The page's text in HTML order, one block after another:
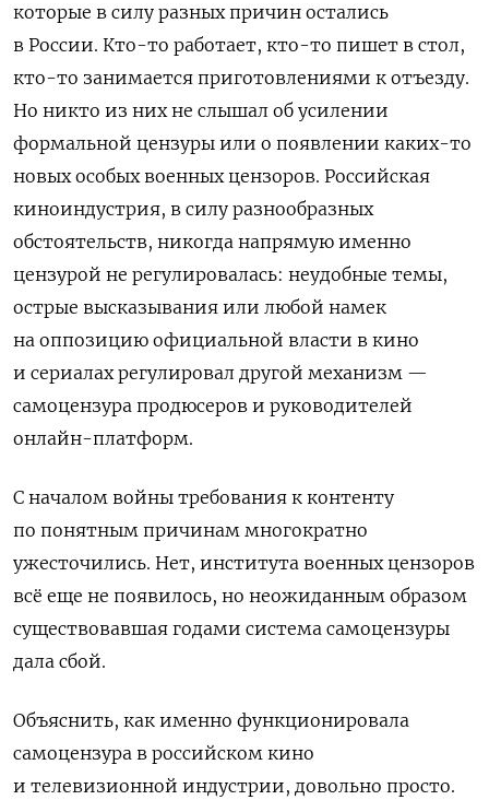
которые в силу разных причин остались
в России. Кто-то работает, кто-то пишет в стол,
кто-то занимается приготовлениями к отъезду.
Но никто из них не слышал об усилении
формальной цензуры или о появлении каких-то
новых особых военных цензоров. Российская
киноиндустрия, в силу разнообразных
обстоятельств, никогда напрямую именно
цензурой не регулировалась: неудобные темы,
острые высказывания или любой намек
на оппозицию официальной власти в кино
и сериалах регулировал другой механизм —
самоцензура продюсеров и руководителей
онлайн-платформ.
С началом войны требования к контенту
по понятным причинам многократно
ужесточились. Нет, института военных цензоров
всё еще не появилось, но неожиданным образом
существовавшая годами система самоцензуры
дала сбой.
Объяснить, как именно функционировала
самоцензура в российском кино
и телевизионной индустрии, довольно просто.